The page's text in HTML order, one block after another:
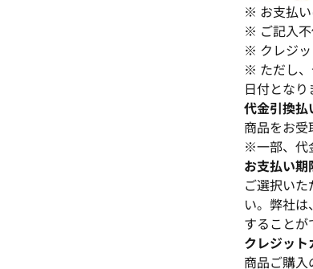
※ お支払い
※ ご記入不
※ クレジッ
※ ただし、
日付とな
代金引換払
商品をお受
※一部、代
お支払い期
ご選択い
い。弊社
することが
クレジッ
商品ご購入